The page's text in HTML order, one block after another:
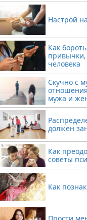
Настрой
Как
человека
Скучно с
мужа и
должен
Как
советы
Как